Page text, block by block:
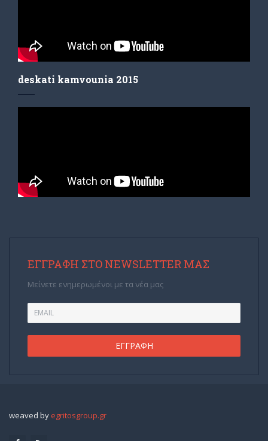
deskati kamvounia 2015
ΕΓΓΡΑΦΉ ΣΤΟ NEWSLETTER ΜΑΣ
Μείνετε ενημερωμένοι με τα νέα μας
weaved by egritosgroup.gr